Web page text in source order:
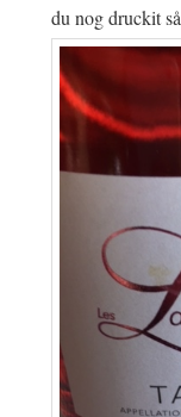
du nog druckit